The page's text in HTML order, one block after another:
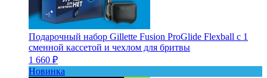
Подарочный набор Gillette Fusion ProGlide Flexball с 1
сменной кассетой и чехлом для бритвы
1 660 ₽
Новинка